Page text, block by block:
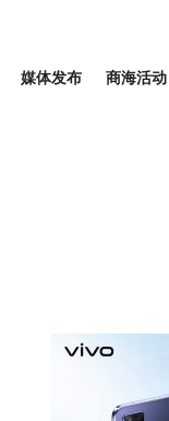
媒体发布 商海活动